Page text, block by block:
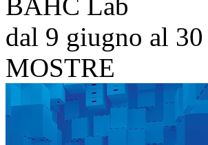
dal 9 giugno al
MOSTRE